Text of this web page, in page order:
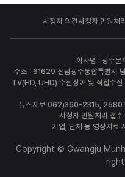
시청자 의견시청자 민원처
회사명 : 광주문
주소 : 61629 전남광주통합특별시
TV(HD, UHD) 수신장애 및 직접
뉴스제보 062)360-2315, 2580
시청자 민원처리 접
기업, 단체 등 영상자
Copyright © Gwangju